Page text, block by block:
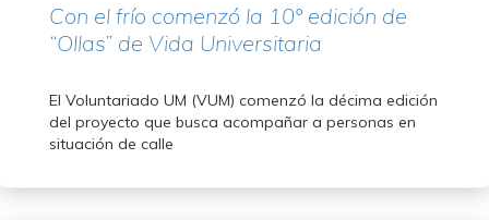
Con el frío comenzó la 10° edición de
“Ollas” de Vida Universitaria
El Voluntariado UM (VUM) comenzó la décima edición
del proyecto que busca acompañar a personas en
situación de calle